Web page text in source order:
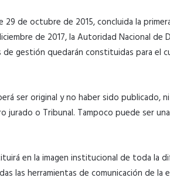
29 de octubre de 2015, concluida la
de 2017, la Autoridad Nacional de
gestión quedarán constituidas para el
ser original y no haber sido publicado,
jurado o Tribunal. Tampoco puede ser
en la imagen institucional de toda la
las herramientas de comunicación de la